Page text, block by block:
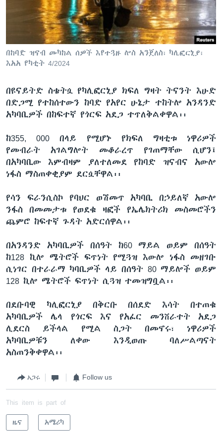
ቋንቋዎች
በከባድ ዝናብ መካከል ሰዎች እየተጓዙ ሎስ አንጀለስ፣ ካሊፎርኒያ፣
እአአ የካቲት 4/2024
በዩናይትድ ስቴትሷ የካሊፎርኒያ ክፍለ ግዛት ትናንት እሁድ
በድጋሚ የተከሰተውን ከባድ የአየር ሁኔታ ተከትሎ አንዳንድ
አካባቢዎች በከፍተኛ የጎርፍ አደጋ ተጥለቅልቀዋል፡፡
ከ355, 000 በላይ የሚሆኑ የክፍለ ግዛቲቱ ነዋሪዎች
የመብራት አገልግሎት መቆራረጥ የገጠማቸው ሲሆን፤
በአካባቢው እምብዛም ያለተለመደ የከባድ ዝናብና አውሎ
ነፋስ ማስጠቀቂያም ደርሷቸዋል፡፡
የሳን ፍራንሲስኮ የባህር ወሽመጥ አካባቢ በኃይለኛ አውሎ
ንፋስ በመመታቱ የወደቁ ዛፎች የኤሌክትሪክ መስመሮችን
ጨምሮ ከፍተኛ ጉዳት አድርሰዋል፡፡
በአንዳንድ አካባቢዎች በሰዓት ከ60 ማይል ወይም በሰዓት
ከ128 ኪሎ ሜትሮች ፍጥነት የሚጓዝ እውሎ ነፋስ መዘገቡ
ሲነገር በተራራማ ካባቢዎች ላይ በሰዓት 80 ማይሎች ወይም
128 ኪሎ ሜትሮች ፍጥነት ሲጓዝ ተመዝግቧል፡፡
በደቡባዊ ካሊፎርኒያ በቅርቡ በሰደድ እሳት በተጠቁ
አካባቢዎች ሌላ የጎርፍ እና የአፈር መንሸራተት አደጋ
ሊደርስ ይችላል የሚል ስጋት በመኖሩ፣ ነዋሪዎች
አካባቢዎቹን ለቀው እንዲወጡ ባለሥልጣናት
አስጠንቅቀዋል፡፡
አጋሩ Follow us
This item is part of
ዜና አሜሪካ